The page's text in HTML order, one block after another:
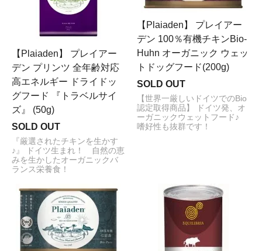
【Plaiaden】 プレイアー
デン プリンツ 全年齢対応
高エネルギー ドライドッ
グフード 『トラベルサイ
ズ』 (50g)
SOLD OUT
『厳選されたチキンを生かす
♪』 ドイツ生まれ！ 自然の恵
みを生かしたオーガニックバ
ランス栄養食！
【Plaiaden】 プレイアー
デン 100％有機チキンBio-
Huhn オーガニック ウェッ
トドッグフード(200g)
SOLD OUT
【世界一厳しいドイツでのBio
認定取得商品】 ドイツ発、オ
ーガニックウェットフード♪
嗜好性も抜群です！